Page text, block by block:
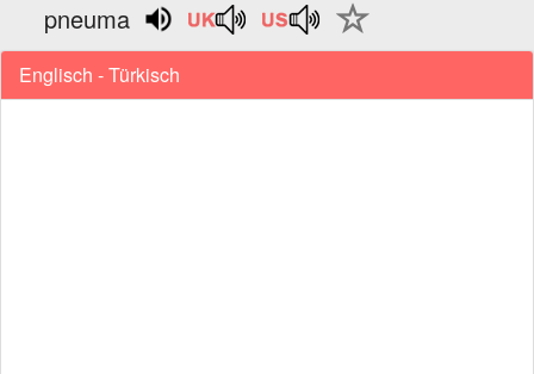
pneuma
Englisch - Türkisch